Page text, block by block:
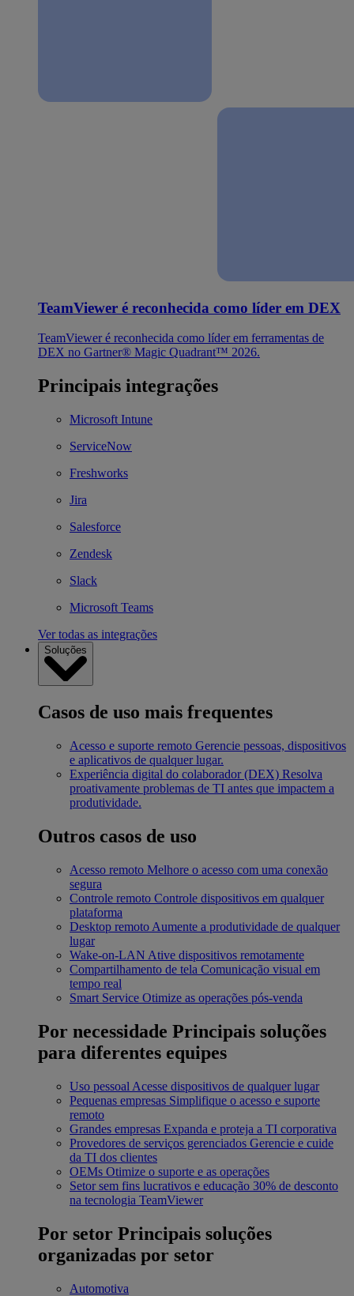
TeamViewer é reconhecida como líder em DEX
TeamViewer é reconhecida como líder em ferramentas de
DEX no Gartner® Magic Quadrant™ 2026.
Principais integrações
Microsoft Intune
ServiceNow
Freshworks
Jira
Salesforce
Zendesk
Slack
Microsoft Teams
Ver todas as integrações
Soluções
Casos de uso mais frequentes
Acesso e suporte remoto Gerencie pessoas, dispositivos
e aplicativos de qualquer lugar.
Experiência digital do colaborador (DEX) Resolva
proativamente problemas de TI antes que impactem a
produtividade.
Outros casos de uso
Acesso remoto Melhore o acesso com uma conexão
segura
Controle remoto Controle dispositivos em qualquer
plataforma
Desktop remoto Aumente a produtividade de qualquer
lugar
Wake-on-LAN Ative dispositivos remotamente
Compartilhamento de tela Comunicação visual em
tempo real
Smart Service Otimize as operações pós-venda
Por necessidade Principais soluções
para diferentes equipes
Uso pessoal Acesse dispositivos de qualquer lugar
Pequenas empresas Simplifique o acesso e suporte
remoto
Grandes empresas Expanda e proteja a TI corporativa
Provedores de serviços gerenciados Gerencie e cuide
da TI dos clientes
OEMs Otimize o suporte e as operações
Setor sem fins lucrativos e educação 30% de desconto
na tecnologia TeamViewer
Por setor Principais soluções
organizadas por setor
Automotiva